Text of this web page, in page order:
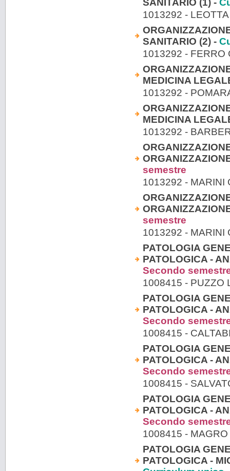
1013292 -
SANITARIO (2) -
1013292 - FERRO
MEDICINA
1013292 -
MEDICINA
1013292 -
semestre
1013292 - MARINI
semestre
1013292 - MARINI
PATOLOGIA
PATOLOGICA -
Secondo
1008415 - PUZZO
PATOLOGIA
PATOLOGICA -
Secondo
1008415 -
PATOLOGIA
PATOLOGICA -
Secondo
1008415 -
PATOLOGIA
PATOLOGICA -
Secondo
1008415 -
PATOLOGIA
PATOLOGICA -